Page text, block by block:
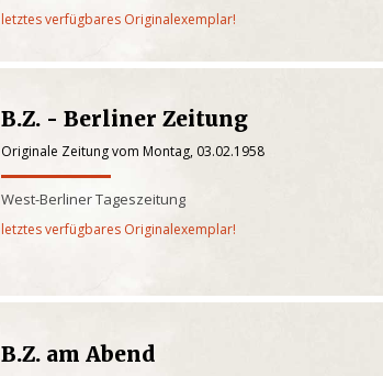
letztes verfügbares Originalexemplar!
B.Z. - Berliner Zeitung
Originale Zeitung vom Montag, 03.02.1958
West-Berliner Tageszeitung
letztes verfügbares Originalexemplar!
B.Z. am Abend